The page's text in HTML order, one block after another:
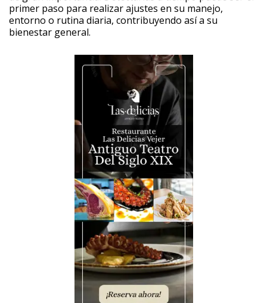
primer paso para realizar ajustes en su manejo,
entorno o rutina diaria, contribuyendo así a su
bienestar general.